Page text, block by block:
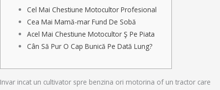
Cel Mai Chestiune Motocultor Profesional
Cea Mai Mamă-mar Fund De Sobă
Acel Mai Chestiune Motocultor Ş Pe Piata
Cân Să Pur O Cap Bunică Pe Dată Lung?
Invar incat un cultivator spre benzina ori motorina of un tractor care